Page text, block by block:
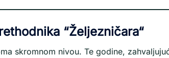
“Željezničara“
skromnom nivou. Te godine,